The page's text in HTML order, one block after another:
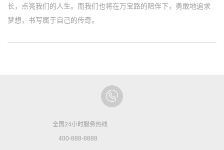
长，点亮我们的人生。而我们也将在万宝路的陪伴下，勇敢地追求
梦想，书写属于自己的传奇。
全国24小时服务热线
400-888-8888